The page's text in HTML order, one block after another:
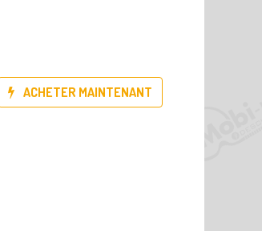
ACHETER MAINTENANT